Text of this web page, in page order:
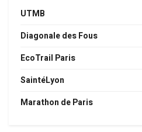
UTMB
Diagonale des Fous
EcoTrail Paris
SaintéLyon
Marathon de Paris